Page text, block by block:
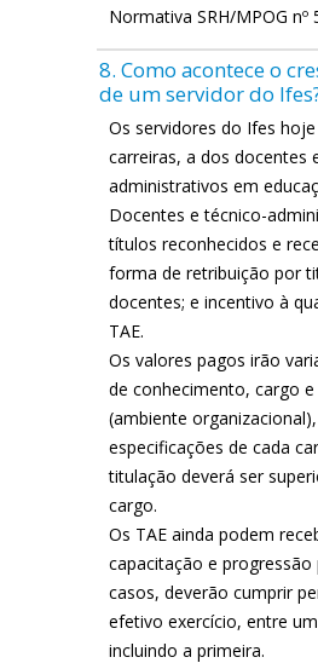
Normativa SRH/MPOG nº
8. Como acontece o
de um servidor do
Os servidores do Ifes
carreiras, a dos docentes
administrativos em
Docentes e técnico-
títulos reconhecidos e
forma de retribuição por
docentes; e incentivo à
TAE.
Os valores pagos irão
de conhecimento, cargo
(ambiente
especificações de cada
titulação deverá ser
cargo.
Os TAE ainda podem
capacitação e
casos, deverão cumprir
efetivo exercício, entre
incluindo a primeira.